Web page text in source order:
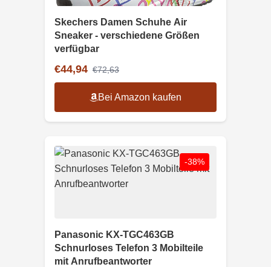
Skechers Damen Schuhe Air
Sneaker - verschiedene Größen
verfügbar
€44,94 €72,63
Bei Amazon kaufen
-38%
Panasonic KX-TGC463GB
Schnurloses Telefon 3 Mobilteile
mit Anrufbeantworter